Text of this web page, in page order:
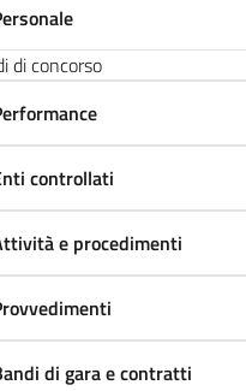
di concorso
controllati
e procedimenti
di gara e contratti